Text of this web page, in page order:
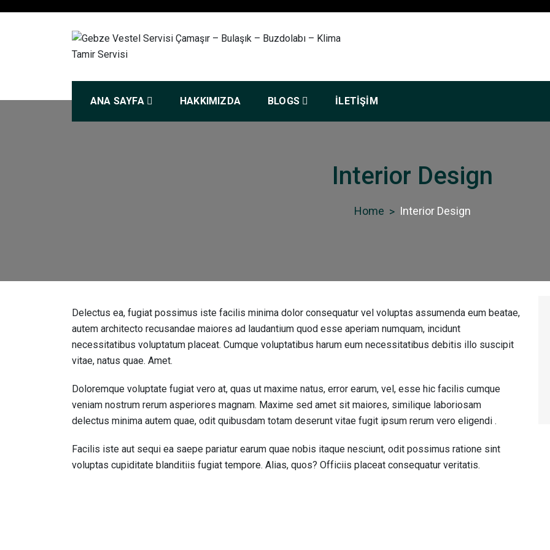
Gebze Vestel Servisi Çamaşır – Bulaşık –
ANA SAYFA HAKKIMIZDA BLOGS İLETIŞIM
Interior Design
Home Interior Design
Delectus ea, fugiat possimus iste facilis minima dolor consequatur vel voluptas assumenda eum beatae,
autem architecto recusandae maiores ad laudantium quod esse aperiam numquam, incidunt
necessitatibus voluptatum placeat. Cumque voluptatibus harum eum necessitatibus debitis illo suscipit
vitae, natus quae. Amet.
Doloremque voluptate fugiat vero at, quas ut maxime natus, error earum, vel, esse hic facilis cumque
veniam nostrum rerum asperiores magnam. Maxime sed amet sit maiores, similique laboriosam
delectus minima autem quae, odit quibusdam totam deserunt vitae fugit ipsum rerum vero eligendi .
Facilis iste aut sequi ea saepe pariatur earum quae nobis itaque nesciunt, odit possimus ratione sint
voluptas cupiditate blanditiis fugiat tempore. Alias, quos? Officiis placeat consequatur veritatis.